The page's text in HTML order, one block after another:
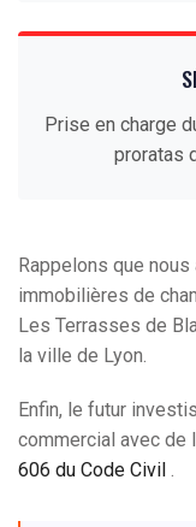
Prise en charge
proratas
Rappelons que
immobilières de
Les Terrasses de
la ville de Lyon.
Enfin, le futur
commercial avec de
606 du Code Civil